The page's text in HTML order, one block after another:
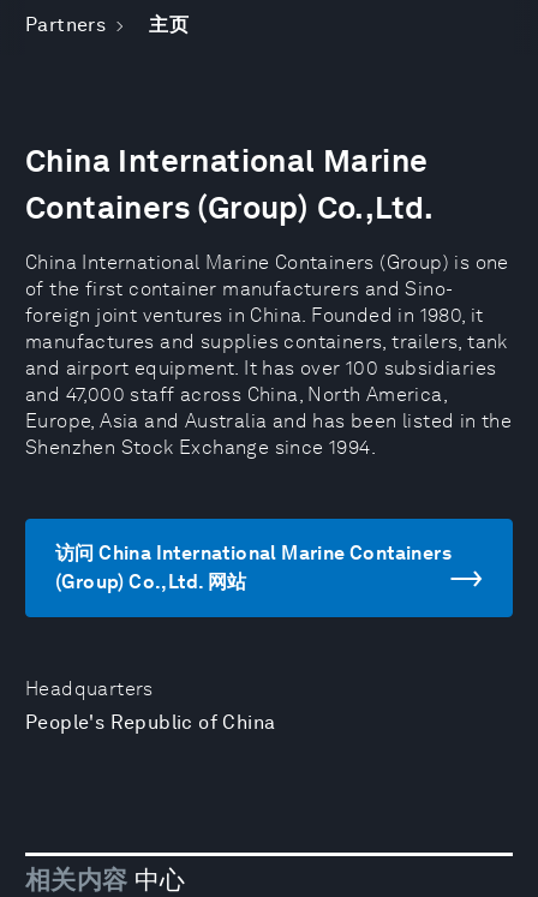
Partners 主页
Headquarters
People's Republic of China
China International Marine
Containers (Group) Co.,Ltd.
China International Marine Containers (Group) is one
of the first container manufacturers and Sino-
foreign joint ventures in China. Founded in 1980, it
manufactures and supplies containers, trailers, tank
and airport equipment. It has over 100 subsidiaries
and 47,000 staff across China, North America,
Europe, Asia and Australia and has been listed in the
Shenzhen Stock Exchange since 1994.
访问 China International Marine Containers
(Group) Co.,Ltd. 网站
相关内容 中心